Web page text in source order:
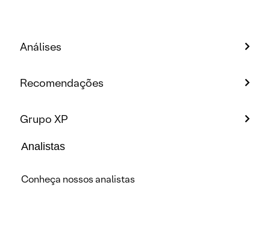
Análises
Recomendações
Grupo XP
Analistas
Conheça nossos analistas